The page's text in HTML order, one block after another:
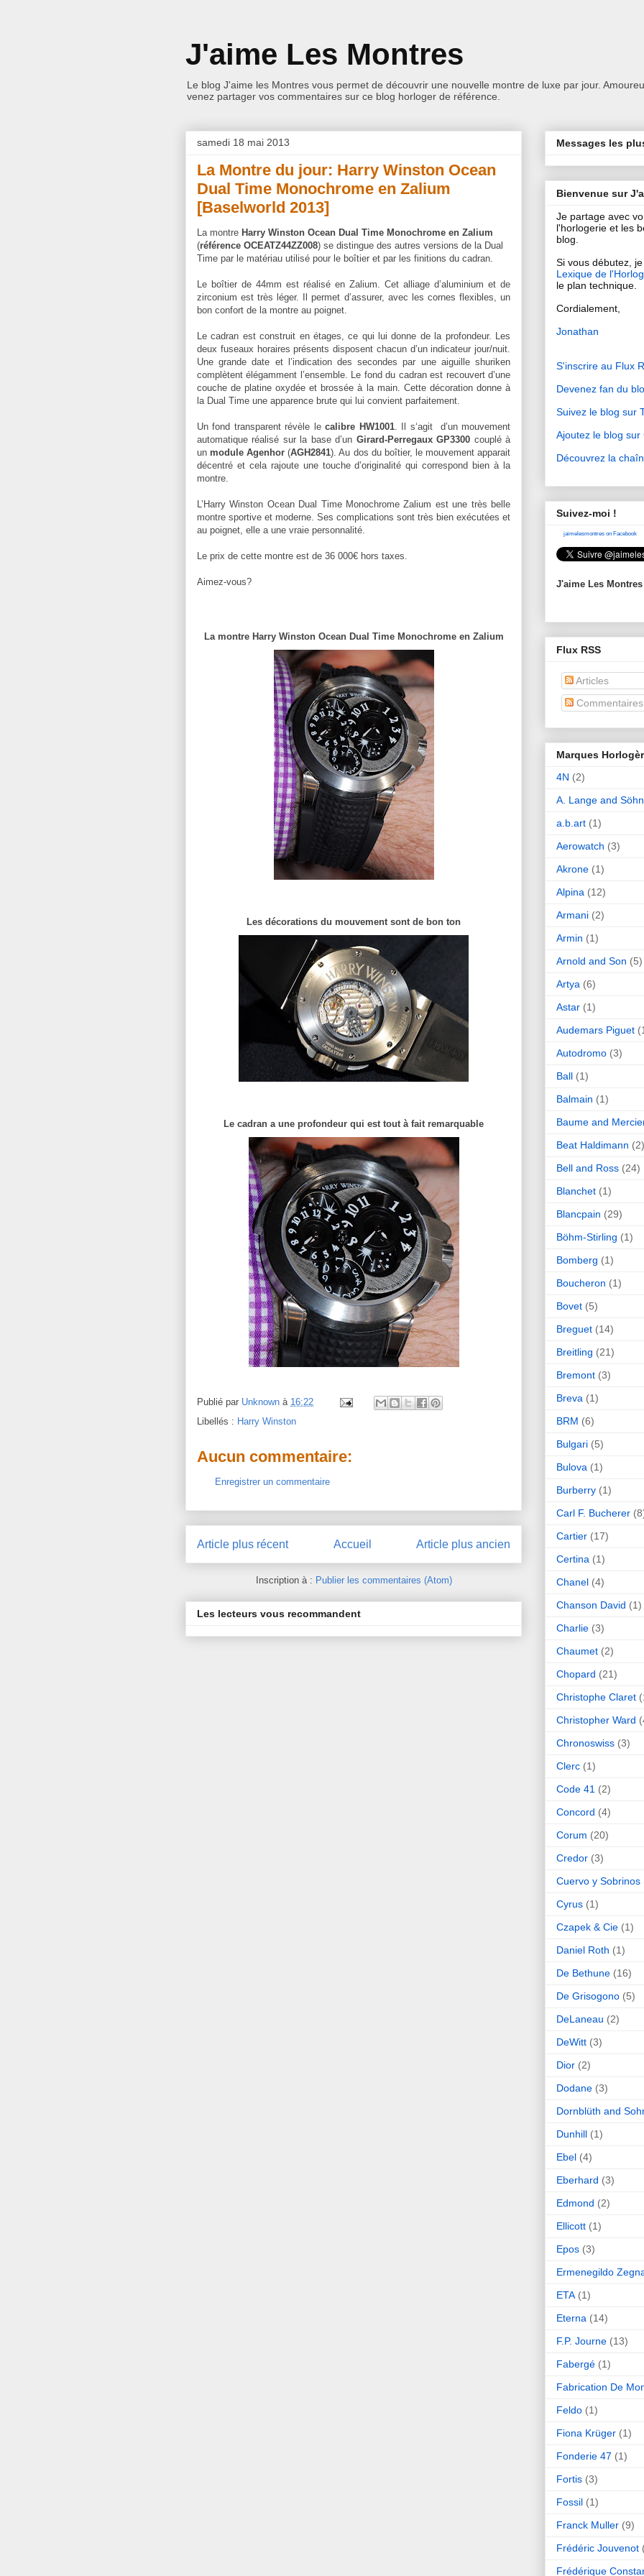
J'aime Les Montres
Le blog J'aime les Montres vous permet de découvrir une nouvelle montre de luxe par jour.
venez partager vos commentaires sur ce blog horloger de référence.
samedi 18 mai 2013
La Montre du jour: Harry Winston Ocean
Dual Time Monochrome en Zalium
[Baselworld 2013]
La montre Harry Winston Ocean Dual Time Monochrome en Zalium
(référence OCEATZ44ZZ008) se distingue des autres versions de la Dual
Time par le matériau utilisé pour le boîtier et par les finitions du cadran.
Le boîtier de 44mm est réalisé en Zalium. Cet alliage d’aluminium et de
zirconium est très léger. Il permet d’assurer, avec les cornes flexibles, un
bon confort de la montre au poignet.
Le cadran est construit en étages, ce qui lui donne de la profondeur. Les
deux fuseaux horaires présents disposent chacun d’un indicateur jour/nuit.
Une grande date et l’indication des secondes par une aiguille shuriken
complètent élégamment l’ensemble. Le fond du cadran est recouvert d’une
couche de platine oxydée et brossée à la main. Cette décoration donne à
la Dual Time une apparence brute qui lui convient parfaitement.
Un fond transparent révèle lecalibre HW1001. Il s‘agit
d’un mouvement
automatique réalisé sur la base d’un Girard-Perregaux GP3300 couplé à
un module Agenhor (AGH2841). Au dos du boîtier, le mouvement apparait
décentré et cela rajoute une touche d’originalité qui correspond bien à la
montre.
L’Harry Winston Ocean Dual Time Monochrome Zalium est une très belle
montre sportive et moderne. Ses complications sont très bien exécutées et
au poignet, elle a une vraie personnalité.
Le prix de cette montre est de 36 000€ hors taxes.
Aimez-vous?
La montre Harry Winston Ocean Dual Time Monochrome en Zalium
Les décorations du mouvement sont de bon ton
Le cadran a une profondeur qui est tout à fait remarquable
Publié par Unknown à 16:22
Libellés : Harry Winston
Aucun commentaire:
Enregistrer un commentaire
Article plus récent Article plus ancien
Accueil
Inscription à : Publier les commentaires (Atom)
Les lecteurs vous recommandent
Messages les
Bienvenue sur
Je partage avec
l'horlogerie et les
blog.
Si vous débutez,
Lexique de
le plan technique.
Cordialement,
Jonathan
S'inscrire au Flux
Devenez fan du
Suivez le blog sur
Ajoutez le blog sur
Découvrez la
Suivez-moi !
jaimelesmontres on Facebook
J'aime Les Montres
Flux RSS
Articles
Commentaires
Marques
4N (2)
A. Lange and
a.b.art (1)
Aerowatch (3)
Akrone (1)
Alpina (12)
Armani (2)
Armin (1)
Arnold and Son (5)
Artya (6)
Astar (1)
Audemars Piguet
Autodromo (3)
Ball (1)
Balmain (1)
Baume and
Beat Haldimann (2)
Bell and Ross (24)
Blanchet (1)
Blancpain (29)
Böhm-Stirling (1)
Bomberg (1)
Boucheron (1)
Bovet (5)
Breguet (14)
Breitling (21)
Bremont (3)
Breva (1)
BRM (6)
Bulgari (5)
Bulova (1)
Burberry (1)
Carl F. Bucherer
Cartier (17)
Certina (1)
Chanel (4)
Chanson David (1)
Charlie (3)
Chaumet (2)
Chopard (21)
Christophe Claret
Christopher Ward
Chronoswiss (3)
Clerc (1)
Code 41 (2)
Concord (4)
Corum (20)
Credor (3)
Cuervo y Sobrinos
Cyrus (1)
Czapek & Cie (1)
Daniel Roth (1)
De Bethune (16)
De Grisogono (5)
DeLaneau (2)
DeWitt (3)
Dior (2)
Dodane (3)
Dornblüth and
Dunhill (1)
Ebel (4)
Eberhard (3)
Edmond (2)
Ellicott (1)
Epos (3)
Ermenegildo
ETA (1)
Eterna (14)
F.P. Journe (13)
Fabergé (1)
Fabrication De
Feldo (1)
Fiona Krüger (1)
Fonderie 47 (1)
Fortis (3)
Fossil (1)
Franck Muller (9)
Frédéric Jouvenot
Frédérique